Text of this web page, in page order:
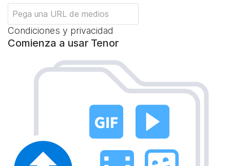
Condiciones y privacidad
Comienza a usar Tenor